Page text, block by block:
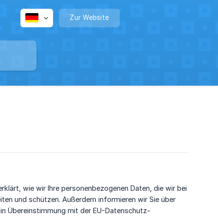
Zur Website
wie wir Ihre personenbezogenen Daten, die wir bei
und schützen. Außerdem informieren wir Sie über
Übereinstimmung mit der EU-Datenschutz-